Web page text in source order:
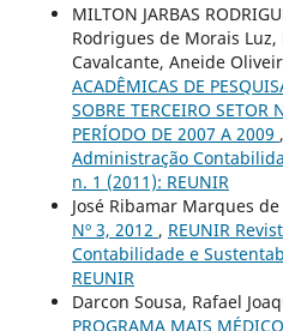
MILTON JARBAS
Rodrigues de Morais
Cavalcante, Aneide
ACADÊMICAS DE
SOBRE TERCEIRO SETOR
PERÍODO DE 2007 A 2009 ,
Administração
n. 1 (2011): REUNIR
José Ribamar Marques
Nº 3, 2012 , REUNIR
Contabilidade e
REUNIR
Darcon Sousa, Rafael
PROGRAMA MAIS